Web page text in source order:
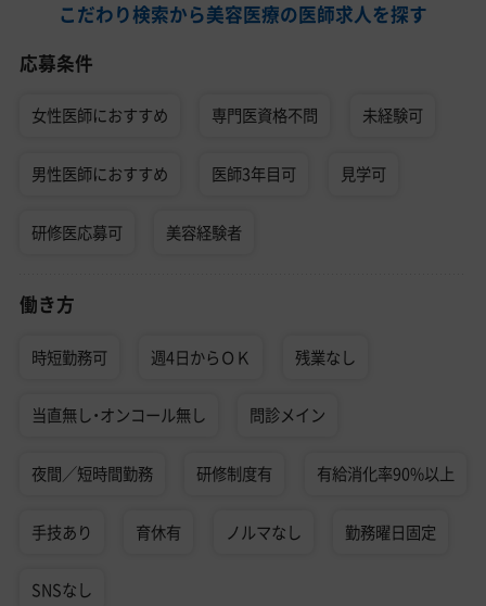
こだわり検索から美容医療の医師求人を探す
応募条件
女性医師におすすめ 専門医資格不問 未経験可
男性医師におすすめ 医師3年目可 見学可
研修医応募可 美容経験者
働き方
時短勤務可 週4日からＯＫ 残業なし
当直無し・オンコール無し 問診メイン
夜間／短時間勤務 研修制度有 有給消化率90%以上
手技あり 育休有 ノルマなし 勤務曜日固定
SNSなし